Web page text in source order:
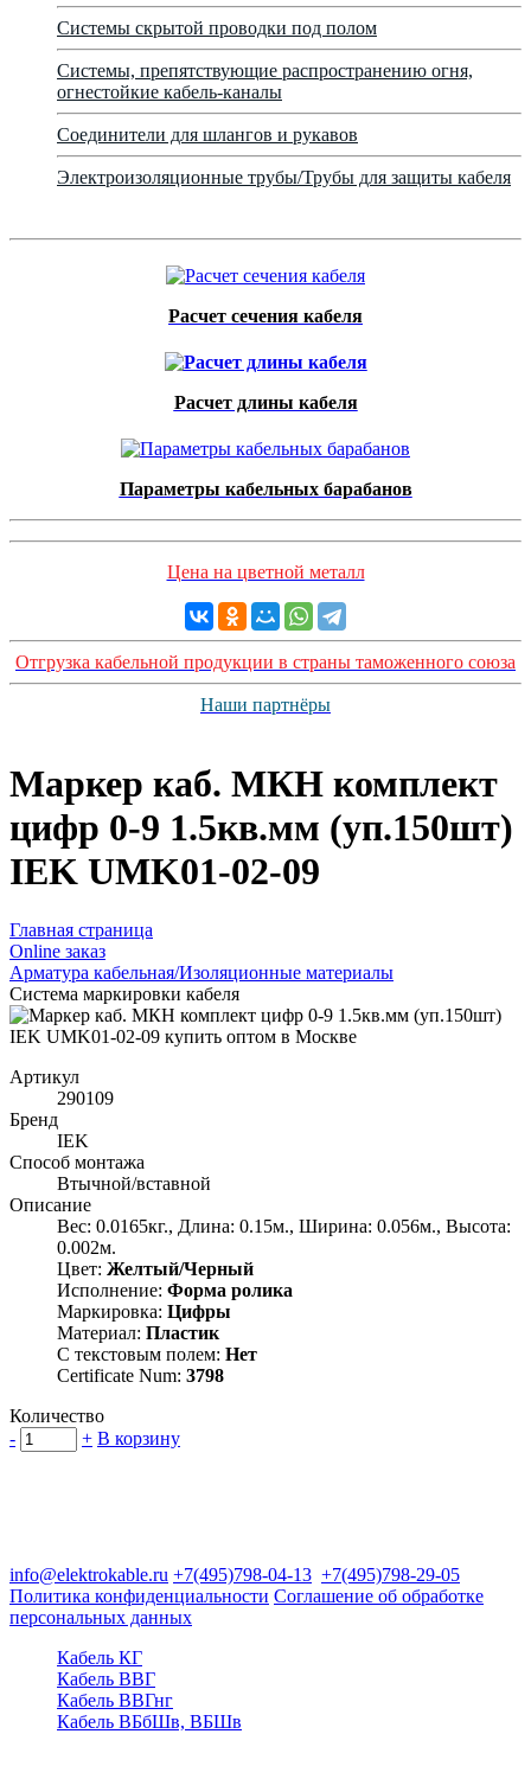
Системы скрытой проводки под полом
Системы, препятствующие распространению огня,
огнестойкие кабель-каналы
Соединители для шлангов и рукавов
Электроизоляционные трубы/Трубы для защиты кабеля
Расчет сечения кабеля
Расчет длины кабеля
Параметры кабельных барабанов
Цена на цветной металл
Отгрузка кабельной продукции в страны таможенного союза
Наши партнёры
Маркер каб. МКН комплект
цифр 0-9 1.5кв.мм (уп.150шт)
IEK UMK01-02-09
Главная страница
Оnline заказ
Арматура кабельная/Изоляционные материалы
Система маркировки кабеля
Артикул
290109
Бренд
IEK
Способ монтажа
Втычной/вставной
Описание
Вес: 0.0165кг., Длина: 0.15м., Ширина: 0.056м., Высота:
0.002м.
Цвет: Желтый/Черный
Исполнение: Форма ролика
Маркировка: Цифры
Материал: Пластик
С текстовым полем: Нет
Certificate Num: 3798
Количество
-
+ В корзину
info@elektrokable.ru +7(495)798-04-13 +7(495)798-29-05
Политика конфиденциальности Соглашение об обработке
персональных данных
Кабель КГ
Кабель ВВГ
Кабель ВВГнг
Кабель ВБбШв, ВБШв